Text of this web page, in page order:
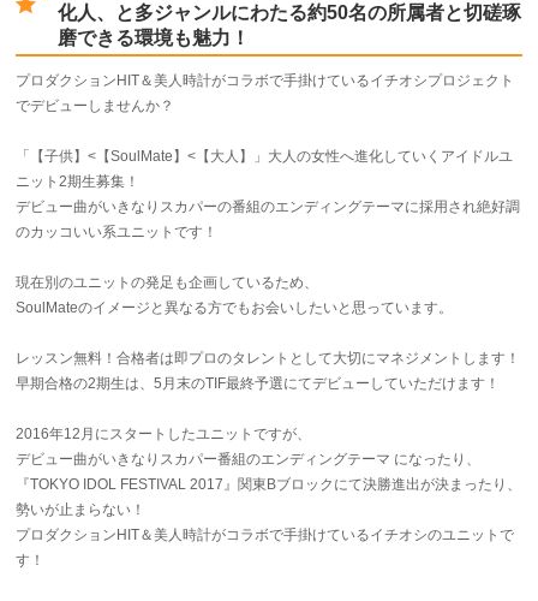
化人、と多ジャンルにわたる約50名の所属者と切磋琢
磨できる環境も魅力！
プロダクションHIT＆美人時計がコラボで手掛けているイチオシプロジェクト
でデビューしませんか？
「【子供】<【SoulMate】<【大人】」大人の女性へ進化していくアイドルユ
ニット2期生募集！
デビュー曲がいきなりスカパーの番組のエンディングテーマに採用され絶好調
のカッコいい系ユニットです！
現在別のユニットの発足も企画しているため、
SoulMateのイメージと異なる方でもお会いしたいと思っています。
レッスン無料！合格者は即プロのタレントとして大切にマネジメントします！
早期合格の2期生は、5月末のTIF最終予選にてデビューしていただけます！
2016年12月にスタートしたユニットですが、
デビュー曲がいきなりスカパー番組のエンディングテーマ になったり、
『TOKYO IDOL FESTIVAL 2017』関東Bブロックにて決勝進出が決まったり、
勢いが止まらない！
プロダクションHIT＆美人時計がコラボで手掛けているイチオシのユニットで
す！